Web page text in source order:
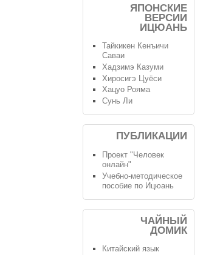
ЯПОНСКИЕ
ВЕРСИИ
ИЦЮАНЬ
Тайкикен Кенъичи
Саваи
Хадзимэ Казуми
Хиросигэ Цуёси
Хацуо Рояма
Сунь Ли
ПУБЛИКАЦИИ
Проект "Человек
онлайн"
Учебно-методическое
пособие по Ицюань
ЧАЙНЫЙ
ДОМИК
Китайский язык